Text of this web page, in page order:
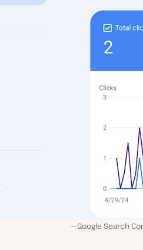
Google Search